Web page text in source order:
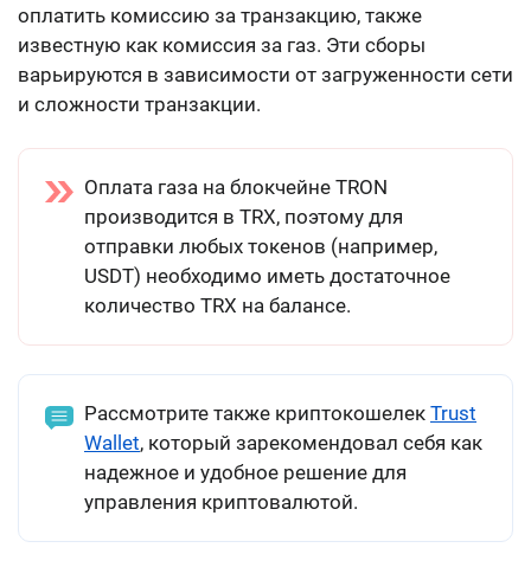
оплатить комиссию за транзакцию, также
известную как комиссия за газ. Эти сборы
варьируются в зависимости от загруженности сети
и сложности транзакции.
Оплата газа на блокчейне TRON
производится в TRX, поэтому для
отправки любых токенов (например,
USDT) необходимо иметь достаточное
количество TRX на балансе.
Рассмотрите также криптокошелек Trust
Wallet, который зарекомендовал себя как
надежное и удобное решение для
управления криптовалютой.